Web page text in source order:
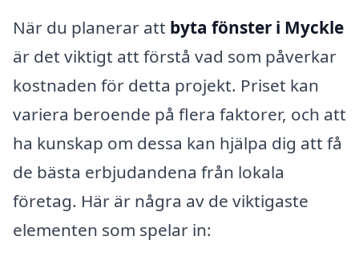
När du planerar att byta fönster i Myckle
är det viktigt att förstå vad som påverkar
kostnaden för detta projekt. Priset kan
variera beroende på flera faktorer, och att
ha kunskap om dessa kan hjälpa dig att få
de bästa erbjudandena från lokala
företag. Här är några av de viktigaste
elementen som spelar in: